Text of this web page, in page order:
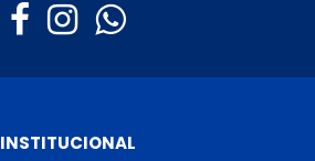
INSTITUCIONAL